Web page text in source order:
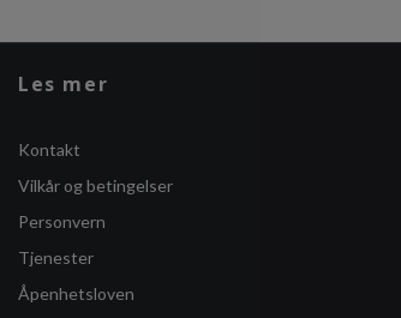
Les mer
Kontakt
Vilkår og betingelser
Personvern
Tjenester
Åpenhetsloven